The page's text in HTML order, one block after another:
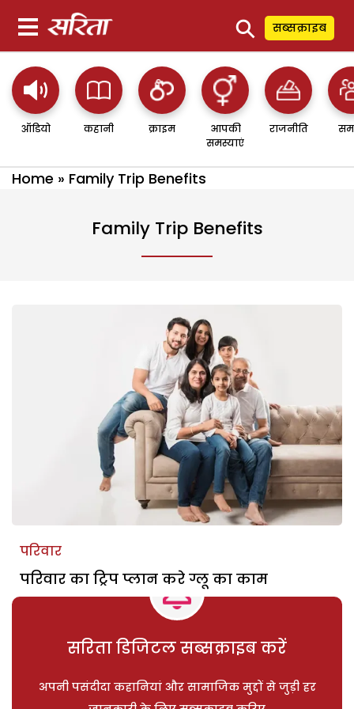
⚲ सब्सक्राइब
ऑडियो कहानी क्राइम
आपकी
समस्याएं
राजनीति
Home » Family Trip Benefits
Family Trip Benefits
परिवार
परिवार का ट्रिप प्लान करे ग्लू का काम
सरिता डिजिटल सब्सक्राइब करें
अपनी पसंदीदा कहानियां और सामाजिक मुद्दों से जुड़ी हर